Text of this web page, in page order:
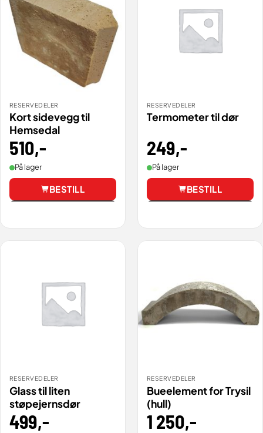
RESERVEDELER
Kort sidevegg til
Hemsedal
510,-
På lager
BESTILL
RESERVEDELER
Termometer til dør
249,-
På lager
BESTILL
RESERVEDELER
Glass til liten
støpejernsdør
499,-
RESERVEDELER
Bueelement for Trysil
(hull)
1 250,-